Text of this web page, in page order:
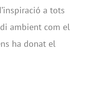
a tots
ambient com el
ha donat el